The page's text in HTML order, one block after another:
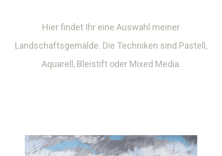
Hier findet Ihr eine Auswahl meiner
Landschaftsgemälde. Die Techniken sind Pastell,
Aquarell, Bleistift oder Mixed Media.